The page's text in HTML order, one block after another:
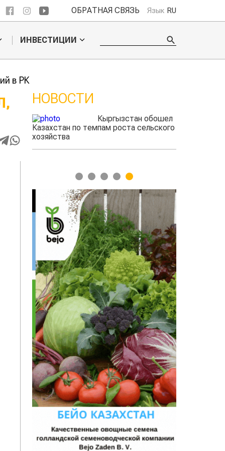
ОБРАТНАЯ СВЯЗЬ Язык RU
ИНВЕСТИЦИИ
в РК
НОВОСТИ
Кыргызстан обошел
Казахстан по темпам роста сельского
хозяйства
фермеры
1 2 3 4 5